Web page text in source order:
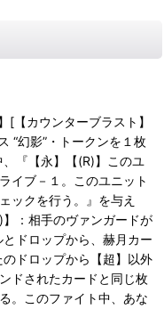
[【カウンターブラスト】
“幻影”・トークンを１枚
『【永】【(R)】このユ
イブ－１。このユニット
ックを行う。』を与え
：相手のヴァンガードが
ドロップから、赫月カー
ドロップから【超】以外
ドされたカードと同じ枚
。このファイト中、あな